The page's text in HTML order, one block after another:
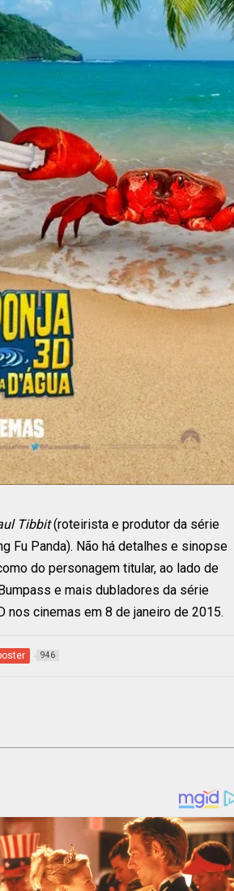
Tibbit(roteirista e produtor da série
Fu Panda). Não há detalhes e sinopse
do personagem titular, ao lado de
e mais dubladores da série
nos cinemas em 8 de janeiro de 2015.
946